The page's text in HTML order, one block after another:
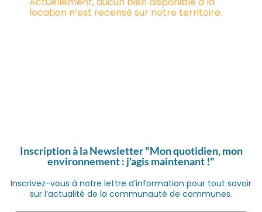
location n’est recensé sur notre territoire.
Inscription à la Newsletter "Mon quotidien, mon
environnement : j'agis maintenant !"
Inscrivez-vous à notre lettre d’information pour tout savoir
sur l’actualité de la communauté de communes.